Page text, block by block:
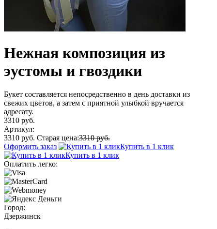
Нежная композиция из
эустомы и гвоздики
Букет составляется непосредственно в день доставки из
свежих цветов, а затем с приятной улыбкой вручается
адресату.
3310 руб.
Артикул:
3310 руб. Старая цена:3310 руб.
Оформить заказ
Купить в 1 клик
Купить в 1 клик
Оплатить легко:
Город:
Дзержинск